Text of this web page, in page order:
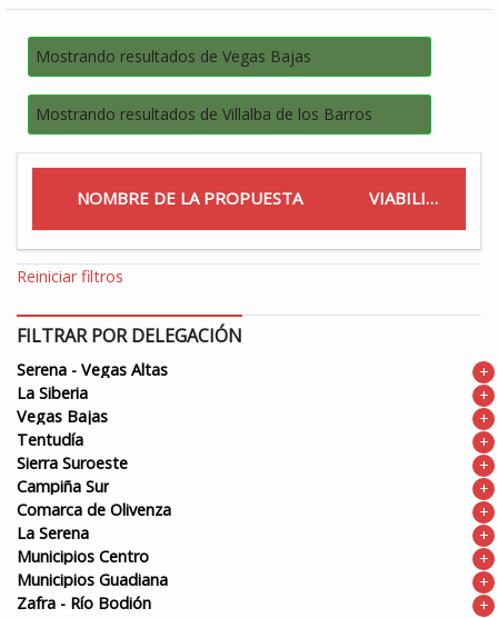
Mostrando resultados de Vegas Bajas
Mostrando resultados de Villalba de los Barros
NOMBRE DE LA PROPUESTA VIABILIDAD
Reiniciar filtros
FILTRAR POR DELEGACIÓN